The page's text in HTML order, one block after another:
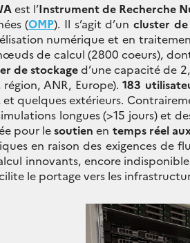
est l’Instrument de Recherche
(OMP). Il s’agit d’uncluster
numérique et en
de calcul (2800 coeurs),
de stockaged’une capacité de
région, ANR, Europe).183
et quelques extérieurs.
longues (>15 jours) et
pour lesoutien en temps réel
en raison des exigences
innovants, encore
le portage vers les